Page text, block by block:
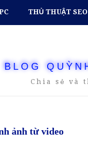
THỦ THUẬT SEO
BLOG
Chia sẻ và
ảnh từ video